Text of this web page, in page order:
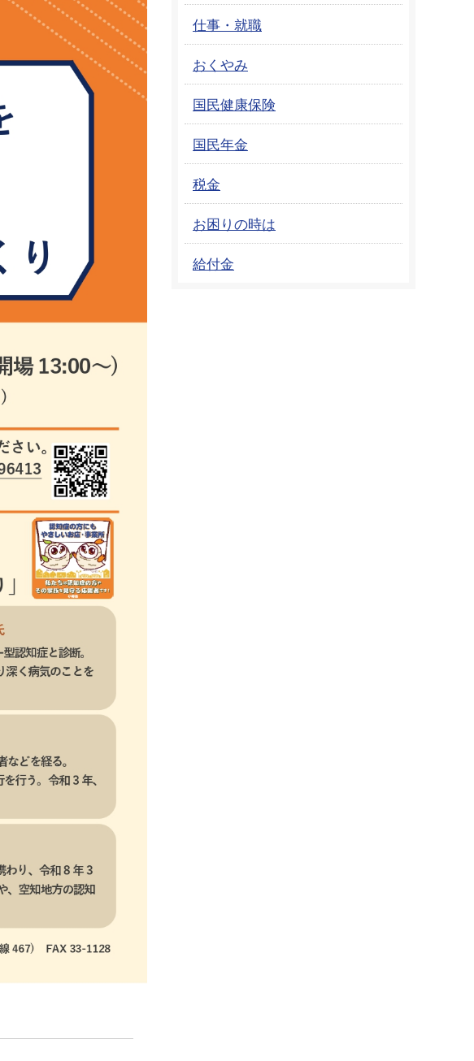
仕事・就職
おくやみ
国民健康保険
国民年金
税金
お困りの時は
給付金